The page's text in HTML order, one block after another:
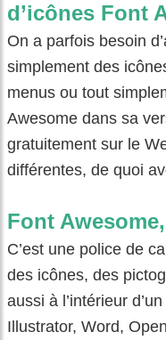
d’icônes Font
On a parfois besoin
simplement des
menus ou tout
Awesome dans sa
gratuitement sur le
différentes, de quoi
Font
C’est une police de
des icônes, des
aussi à l’intérieur
Illustrator, Word,